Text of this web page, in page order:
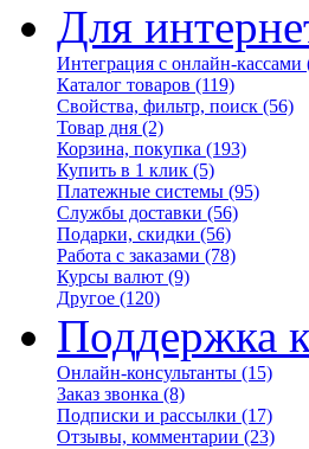
Для
Интеграция с онлайн-кассами
Каталог товаров (119)
Свойства, фильтр, поиск (56)
Товар дня (2)
Корзина, покупка (193)
Купить в 1 клик (5)
Платежные системы (95)
Службы доставки (56)
Подарки, скидки (56)
Работа с заказами (78)
Курсы валют (9)
Другое (120)
Поддержка
Онлайн-консультанты (15)
Заказ звонка (8)
Подписки и рассылки (17)
Отзывы, комментарии (23)